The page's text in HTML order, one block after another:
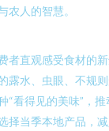
人的智慧。
者直观感受食材的
露水、虫眼、不规
“看得见的美味”，推
择当季本地产品，